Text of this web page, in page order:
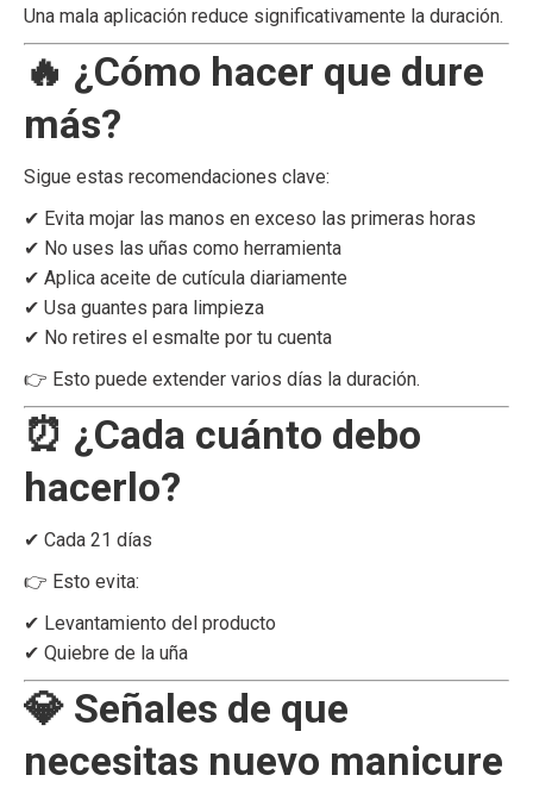
Una mala aplicación reduce significativamente la duración.
🔥 ¿Cómo hacer que dure
más?
Sigue estas recomendaciones clave:
✔ Evita mojar las manos en exceso las primeras horas
✔ No uses las uñas como herramienta
✔ Aplica aceite de cutícula diariamente
✔ Usa guantes para limpieza
✔ No retires el esmalte por tu cuenta
👉 Esto puede extender varios días la duración.
⏰ ¿Cada cuánto debo
hacerlo?
✔ Cada 21 días
👉 Esto evita:
✔ Levantamiento del producto
✔ Quiebre de la uña
💎 Señales de que
necesitas nuevo manicure